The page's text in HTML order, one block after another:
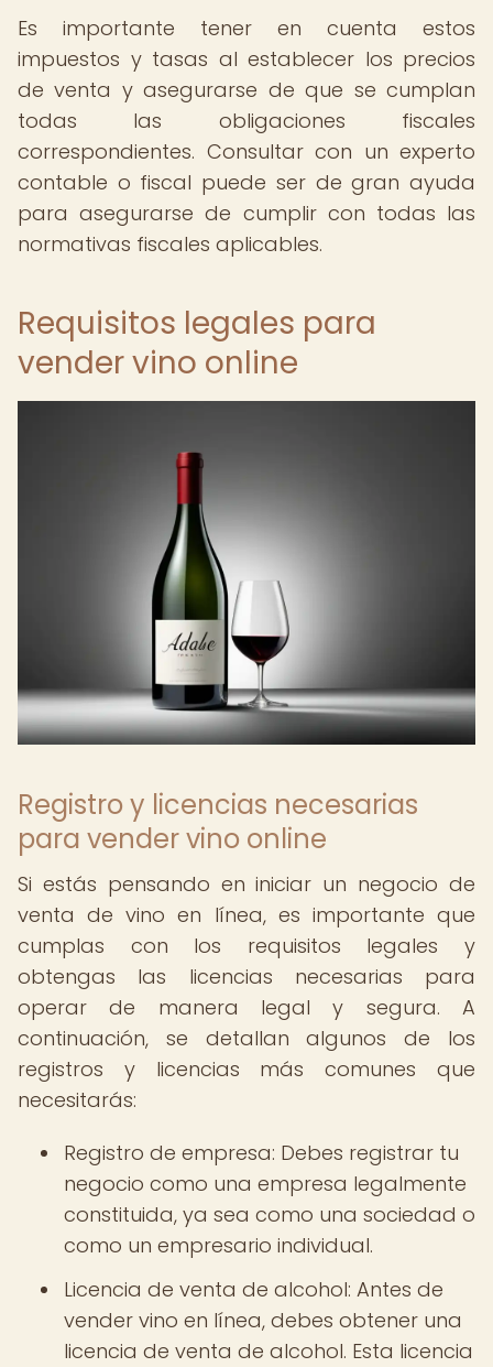
Es importante tener en cuenta estos
impuestos y tasas al establecer los precios
de venta y asegurarse de que se cumplan
todas las obligaciones fiscales
correspondientes. Consultar con un experto
contable o fiscal puede ser de gran ayuda
para asegurarse de cumplir con todas las
normativas fiscales aplicables.
Requisitos legales para
vender vino online
Registro y licencias necesarias
para vender vino online
Si estás pensando en iniciar un negocio de
venta de vino en línea, es importante que
cumplas con los requisitos legales y
obtengas las licencias necesarias para
operar de manera legal y segura. A
continuación, se detallan algunos de los
registros y licencias más comunes que
necesitarás:
Registro de empresa: Debes registrar tu
negocio como una empresa legalmente
constituida, ya sea como una sociedad o
como un empresario individual.
Licencia de venta de alcohol: Antes de
vender vino en línea, debes obtener una
licencia de venta de alcohol. Esta licencia